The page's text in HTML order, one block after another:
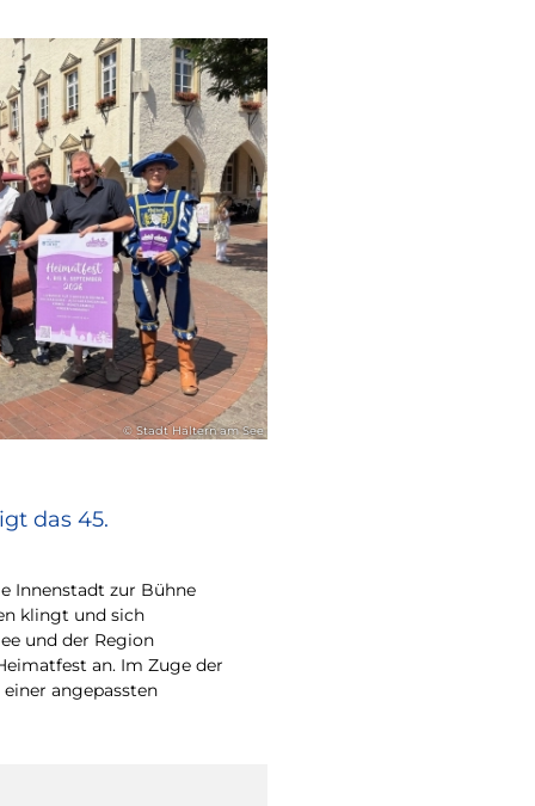
© Stadt Haltern am See
das 45.
Innenstadt zur Bühne
klingt und sich
und der Region
an. Im Zuge der
angepassten